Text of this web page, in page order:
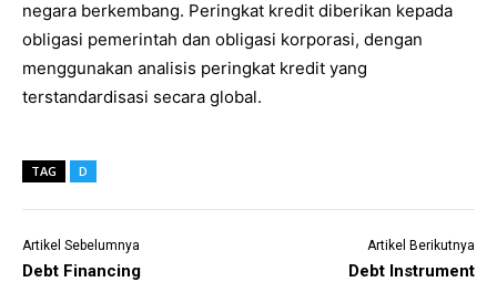
negara berkembang. Peringkat kredit diberikan kepada
obligasi pemerintah dan obligasi korporasi, dengan
menggunakan analisis peringkat kredit yang
terstandardisasi secara global.
TAG D
Artikel Sebelumnya
Debt Financing
Artikel Berikutnya
Debt Instrument